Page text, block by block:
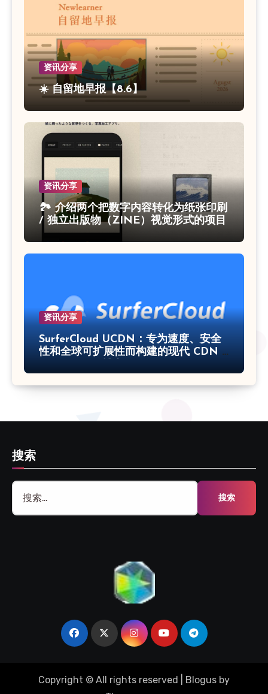
资讯分享
☀️ 自留地早报【8.6】
资讯分享
🏞 介绍两个把数字内容转化为纸张印刷
/ 独立出版物（ZINE）视觉形式的项目
资讯分享
SurferCloud UCDN：专为速度、安全
性和全球可扩展性而构建的现代 CDN –
搜索
搜
索：
Copyright © All rights reserved Blogus by